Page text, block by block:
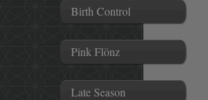
Birth Control
Pink Flönz
Late Season